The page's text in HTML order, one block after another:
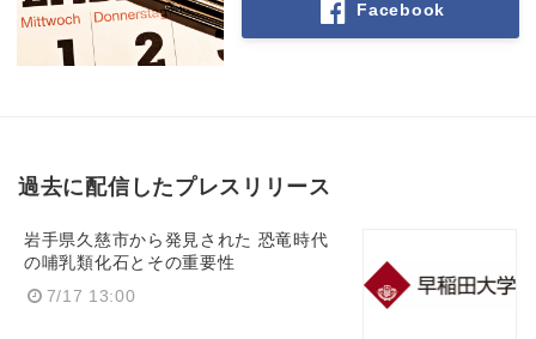
Facebook
過去に配信したプレスリリース
岩手県久慈市から発見された 恐竜時代
の哺乳類化石とその重要性
7/17 13:00